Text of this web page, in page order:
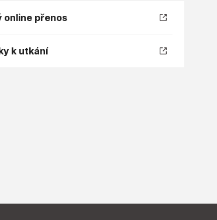
online přenos
k utkání